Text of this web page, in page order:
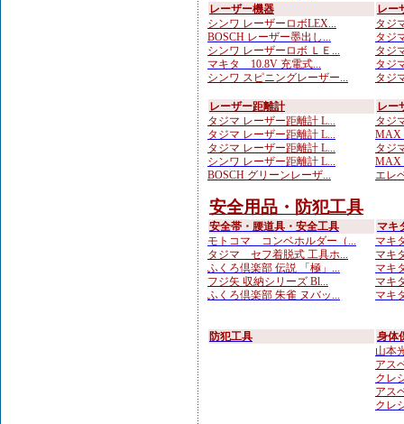
レーザー機器
シンワ レーザーロボLEX...
BOSCH レーザー墨出し...
シンワ レーザーロボ ＬＥ...
マキタ 10.8V 充電式...
シンワ スピニングレーザー...
レー
タジ
タジ
タジ
タジ
タジ
レーザー距離計
タジマ レーザー距離計 L...
タジマ レーザー距離計 L...
タジマ レーザー距離計 L...
シンワ レーザー距離計 L...
BOSCH グリーンレーザ...
レー
タジ
タジ
エレ
安全用品・防犯工具
安全帯・腰道具・安全工具
モトコマ コンベホルダー（...
タジマ セフ着脱式 工具ホ...
ふくろ倶楽部 伝説 「極」...
フジ矢 収納シリーズ Bl...
ふくろ倶楽部 朱雀 ヌバッ...
マキ
マキ
マキ
マキ
マキ
マキ
防犯工具
身体
山本
アス
クレ
アス
クレ